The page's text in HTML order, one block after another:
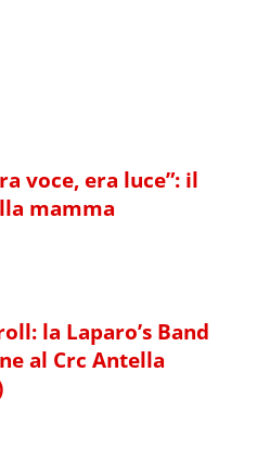
voce, era luce”: il
mamma
la Laparo’s Band
al Crc Antella